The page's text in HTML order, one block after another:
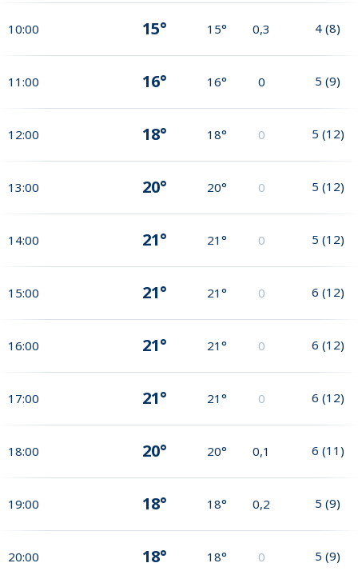
10:00 15° 15° 0,3 4 (8)
11:00 16° 16° 0 5 (9)
12:00 18° 18° 0 5 (12)
13:00 20° 20° 0 5 (12)
14:00 21° 21° 0 5 (12)
15:00 21° 21° 0 6 (12)
16:00 21° 21° 0 6 (12)
17:00 21° 21° 0 6 (12)
18:00 20° 20° 0,1 6 (11)
19:00 18° 18° 0,2 5 (9)
20:00 18° 18° 0 5 (9)